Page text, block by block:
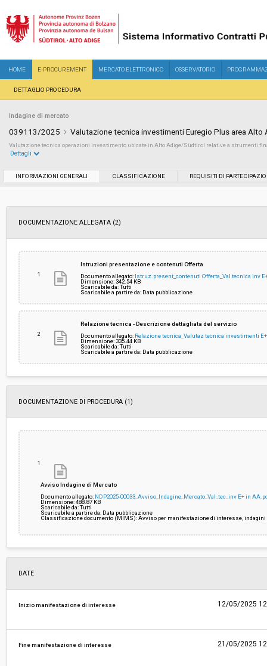
HOME E-PROCUREMENT MERCATO ELETTRONICO OSSERVATORIO
DETTAGLIO PROCEDURA
Indagine di mercato
039113/2025 Valutazione tecnica investimenti Euregio Plus area Alto
Valutazione tecnica operazioni investimento ubicate in Alto Adige/Südtirol relative a strumenti
Svolgimento:
Importo a base di gara soggetto a
ribasso:
Costi di sicurezza non soggetti a
ribasso:
Link al fascicolo trasparenza: Clicca qui
Dettagli
INFORMAZIONI GENERALI CLASSIFICAZIONE REQUISITI DI
DOCUMENTAZIONE ALLEGATA (2)
1
Istruzioni presentazione e contenuti Offerta
Documento allegato: Istruz.present_contenuti Offerta_Val tecnica inv
Dimensione: 342.54 KB
Scaricabile da: Tutti
Scaricabile a partire da: Data pubblicazione
2
Relazione tecnica - Descrizione dettagliata del servizio
Documento allegato: Relazione tecnica_Valutaz tecnica investimenti
Dimensione: 335.44 KB
Scaricabile da: Tutti
Scaricabile a partire da: Data pubblicazione
DOCUMENTAZIONE DI PROCEDURA (1)
1
Avviso Indagine di Mercato
Documento allegato: NDP2025-00033_Avviso_Indagine_Mercato_Val_tec_inv E+ in
Dimensione: 488.87 KB
Scaricabile da: Tutti
Scaricabile a partire da: Data pubblicazione
Classificazione documento (MIMS): Avviso per manifestazione di interesse, indagini
DATE
Inizio manifestazione di interesse 12/05/2025
Fine manifestazione di interesse 21/05/2025